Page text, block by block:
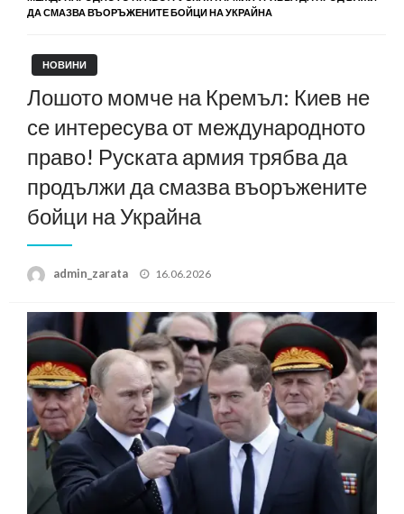
ДА СМАЗВА ВЪОРЪЖЕНИТЕ БОЙЦИ НА УКРАЙНА
НОВИНИ
Лошото момче на Кремъл: Киев не
се интересува от международното
право! Руската армия трябва да
продължи да смазва въоръжените
бойци на Украйна
admin_zarata
Posted
16.06.2026